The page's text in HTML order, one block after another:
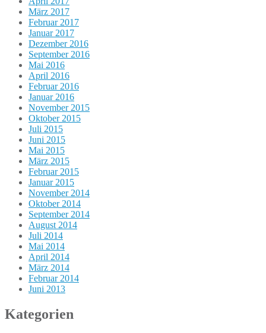
März 2017
Februar 2017
Januar 2017
Dezember 2016
September 2016
Mai 2016
April 2016
Februar 2016
Januar 2016
November 2015
Oktober 2015
Juli 2015
Juni 2015
Mai 2015
März 2015
Februar 2015
Januar 2015
November 2014
Oktober 2014
September 2014
August 2014
Juli 2014
Mai 2014
April 2014
März 2014
Februar 2014
Juni 2013
Kategorien